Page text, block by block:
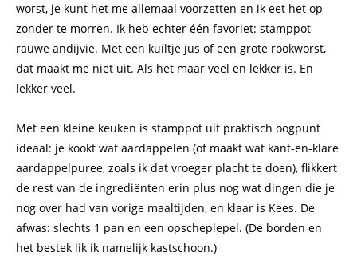
worst, je kunt het me allemaal voorzetten en ik eet het op
zonder te morren. Ik heb echter één favoriet: stamppot
rauwe andijvie. Met een kuiltje jus of een grote rookworst,
dat maakt me niet uit. Als het maar veel en lekker is. En
lekker veel.
Met een kleine keuken is stamppot uit praktisch oogpunt
ideaal: je kookt wat aardappelen (of maakt wat kant-en-klare
aardappelpuree, zoals ik dat vroeger placht te doen), flikkert
de rest van de ingrediënten erin plus nog wat dingen die je
nog over had van vorige maaltijden, en klaar is Kees. De
afwas: slechts 1 pan en een opscheplepel. (De borden en
het bestek lik ik namelijk kastschoon.)